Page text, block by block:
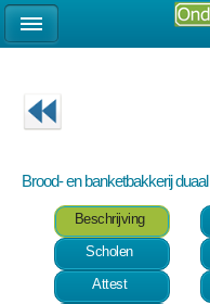
Brood- en banketbakkerij duaal
Beschrijving
Scholen
Attest